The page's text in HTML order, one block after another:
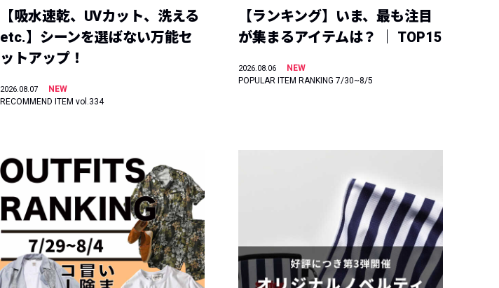
【吸水速乾、UVカット、洗える
etc.】シーンを選ばない万能セ
ットアップ！
2026.08.07
NEW
RECOMMEND ITEM vol.334
【ランキング】いま、最も注目
が集まるアイテムは？ ｜ TOP15
2026.08.06
NEW
POPULAR ITEM RANKING 7/30~8/5